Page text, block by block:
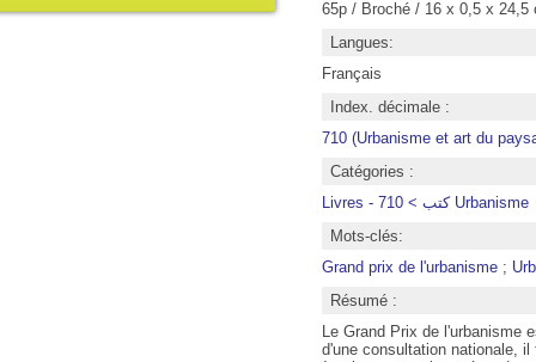
65p / Broché / 16 x 0,5 x 24,5
Langues:
Français
Index. décimale :
710 (Urbanisme et art du
Catégories :
Livres - كتب > 710 Urbanisme
Mots-clés:
Grand prix de l'urbanisme ;
Résumé :
Le Grand Prix de l'urbanisme
d'une consultation nationale,